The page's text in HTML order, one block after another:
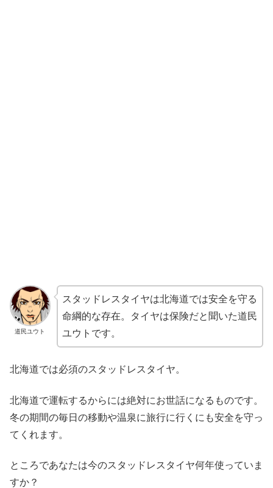
道民ユウト
スタッドレスタイヤは北海道では安全を守る
命綱的な存在。タイヤは保険だと聞いた道民
ユウトです。
北海道では必須のスタッドレスタイヤ。
北海道で運転するからには絶対にお世話になるものです。
冬の期間の毎日の移動や温泉に旅行に行くにも安全を守っ
てくれます。
ところであなたは今のスタッドレスタイヤ何年使っていま
すか？